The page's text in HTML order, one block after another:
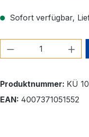
Sofort verfügbar,
Produkt
Produktnummer: KÜ
EAN: 4007371051552